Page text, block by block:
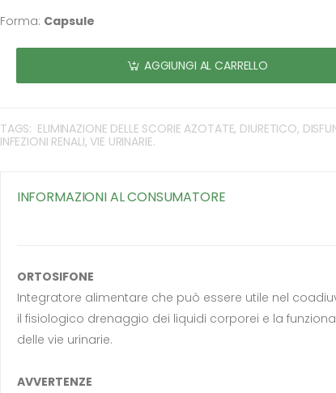
Forma: Capsule
AGGIUNGI AL CARRELLO
TAGS: ELIMINAZIONE DELLE SCORIE AZOTATE, DIURETICO,
INFEZIONI RENALI, VIE URINARIE.
INFORMAZIONI AL CONSUMATORE
ORTOSIFONE
Integratore alimentare che può essere utile nel
il fisiologico drenaggio dei liquidi corporei e la
delle vie urinarie.
AVVERTENZE